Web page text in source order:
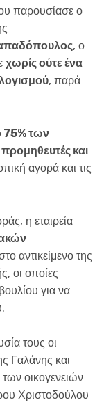
παρουσίασε ο
, ο
χωρίς ούτε ένα
, παρά
των
και
αγορά και τις
η εταιρεία
αντικείμενο της
οι οποίες
για να
τους οι
Γαλάνης και
οικογενειών
Χριστοδούλου